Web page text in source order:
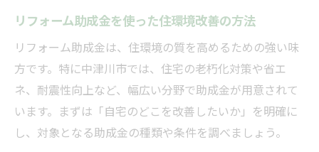
リフォーム助成金を使った住環境改善の方法
リフォーム助成金は、住環境の質を高めるための強い味
方です。特に中津川市では、住宅の老朽化対策や省エ
ネ、耐震性向上など、幅広い分野で助成金が用意されて
います。まずは「自宅のどこを改善したいか」を明確に
し、対象となる助成金の種類や条件を調べましょう。